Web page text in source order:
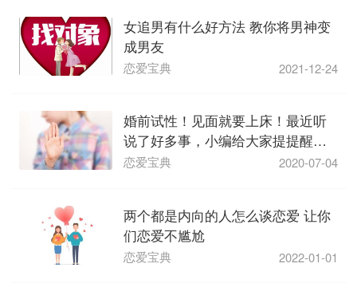
女追男有什么好方法 教你将男神变
成男友
恋爱宝典 2021-12-24
婚前试性！见面就要上床！最近听
说了好多事，小编给大家提提醒！
征婚交友需谨慎！
恋爱宝典 2020-07-04
两个都是内向的人怎么谈恋爱 让你
们恋爱不尴尬
恋爱宝典 2022-01-01